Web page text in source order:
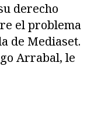
derecho
el problema
de Mediaset.
Arrabal, le